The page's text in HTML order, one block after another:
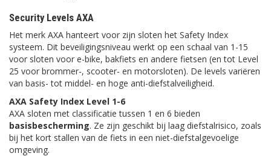
Security Levels AXA
Het merk AXA hanteert voor zijn sloten het Safety Index
systeem. Dit beveiligingsniveau werkt op een schaal van 1-15
voor sloten voor e-bike, bakfiets en andere fietsen (en tot Level
25 voor brommer-, scooter- en motorsloten). De levels variëren
van basis- tot middel- en hoge anti-diefstalveiligheid.
AXA Safety Index Level 1-6
AXA sloten met classificatie tussen 1 en 6 bieden
basisbescherming. Ze zijn geschikt bij laag diefstalrisico, zoals
bij het kort stallen van de fiets in een niet-diefstalgevoelige
omgeving.